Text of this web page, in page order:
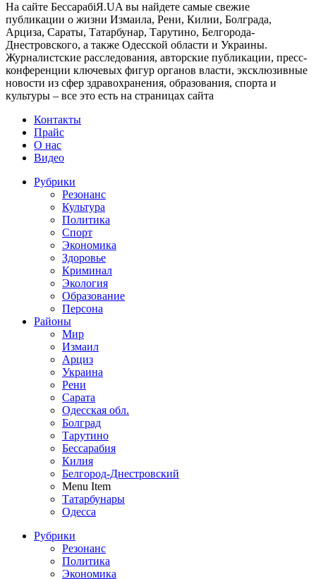
На сайте БессарабіЯ.UA вы найдете самые свежие
публикации о жизни Измаила, Рени, Килии, Болграда,
Арциза, Сараты, Татарбунар, Тарутино, Белгорода-
Днестровского, а также Одесской области и Украины.
Журналистские расследования, авторские публикации, пресс-
конференции ключевых фигур органов власти, эксклюзивные
новости из сфер здравохранения, образования, спорта и
культуры – все это есть на страницах сайта
Контакты
Прайс
О нас
Видео
Рубрики
Резонанс
Культура
Политика
Спорт
Экономика
Здоровье
Криминал
Экология
Образование
Персона
Районы
Мир
Измаил
Арциз
Украина
Рени
Сарата
Одесская обл.
Болград
Тарутино
Бессарабия
Килия
Белгород-Днестровский
Menu Item
Татарбунары
Одесса
Рубрики
Резонанс
Политика
Экономика